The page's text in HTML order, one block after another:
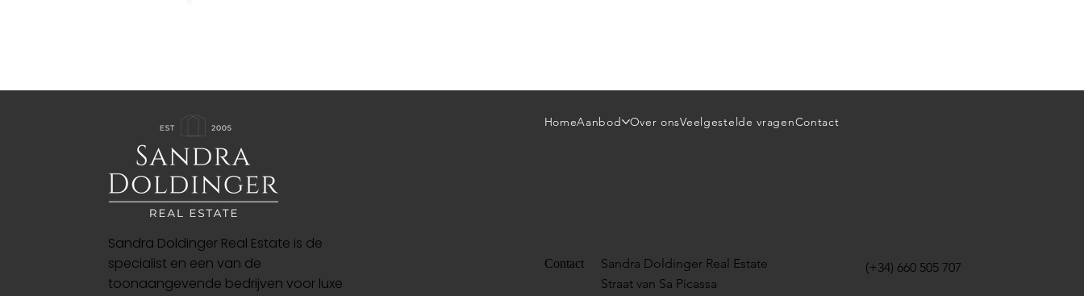
Sandra Doldinger Real Estate is de
specialist en een van de
toonaangevende bedrijven voor luxe
HomeAanbod Over onsVeelgestelde vragenContact
Contact
Sandra Doldinger Real Estate
Straat van Sa Picassa
(+34) 660 505 707